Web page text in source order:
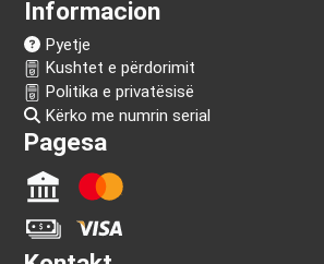
Na ndiq!
Informacion
Pyetje